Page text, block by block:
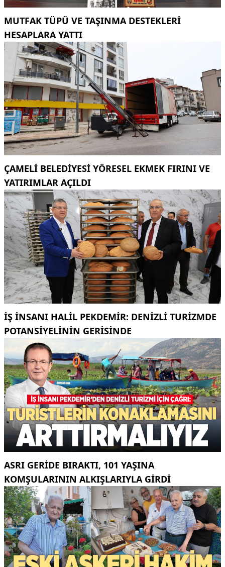
MUTFAK TÜPÜ VE TAŞINMA DESTEKLERI
HESAPLARA YATTI
ÇAMELI BELEDIYESI YÖRESEL EKMEK FIRINI VE
YATIRIMLAR AÇILDI
İŞ INSANI HALIL PEKDEMIR: DENIZLI TURIZMDE
POTANSIYELININ GERISINDE
ASRI GERIDE BIRAKTI, 101 YAŞINA
KOMŞULARININ ALKIŞLARIYLA GIRDI